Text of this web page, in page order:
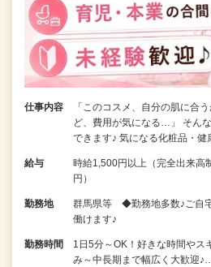
仕事内容
「このコスメ、自分の肌に合
ど、費用が気になる…」 そん
できます♪ 気になる化粧品・
給与
時給1,500円以上（完全出来高
円）
勤務地
群馬県等 ◆勤務地多数♪ご自
働けます♪
勤務時間
1日5分～OK！好きな時間や
み～中長期まで幅広く大歓迎